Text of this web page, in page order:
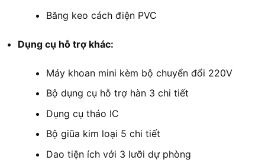
Băng keo cách điện PVC
Dụng cụ hỗ trợ khác:
Máy khoan mini kèm bộ chuyển đổi 220V
Bộ dụng cụ hỗ trợ hàn 3 chi tiết
Dụng cụ tháo IC
Bộ giũa kim loại 5 chi tiết
Dao tiện ích với 3 lưỡi dự phòng